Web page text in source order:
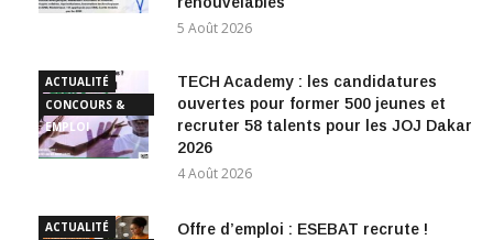
5 Août 2026
ACTUALITÉ
CONCOURS &
EMPLOI
TECH Academy : les candidatures
ouvertes pour former 500 jeunes et
recruter 58 talents pour les JOJ Dakar
2026
4 Août 2026
ACTUALITÉ
Offre d’emploi : ESEBAT recrute !